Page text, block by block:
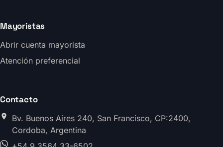
Mayoristas
Abrir cuenta mayorista
Atención preferencial
Contacto
Bv. Buenos Aires 240, San Francisco, CP:2400,
Cordoba, Argentina